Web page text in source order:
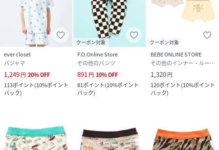
ever closet
パジャマ
1,249円 20%OFF
113ポイント(10%ポイント
バック)
クーポン対象
F.O.Online Store
その他のパンツ
891 円 10%OFF
81ポイント(10%ポイント
バック)
クーポン対象
BEBE ONLINE STORE
その他のインナー・ルームウェア
1,320円
120ポイント(10%ポイント
バック)